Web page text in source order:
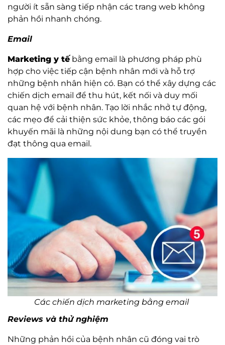
người ít sẵn sàng tiếp nhận các trang web không
phản hồi nhanh chóng.
Email
Marketing y tếbằng email là phương pháp phù
hợp cho việc tiếp cận bệnh nhân mới và hỗ trợ
những bệnh nhân hiện có. Bạn có thể xây dựng các
chiến dịch email để thu hút, kết nối và duy mối
quan hệ với bệnh nhân. Tạo lời nhắc nhở tự động,
các mẹo để cải thiện sức khỏe, thông báo các gói
khuyến mãi là những nội dung bạn có thể truyền
đạt thông qua email.
Các chiến dịch marketing bằng email
Reviews và thử nghiệm
Những phản hồi của bệnh nhân cũ đóng vai trò